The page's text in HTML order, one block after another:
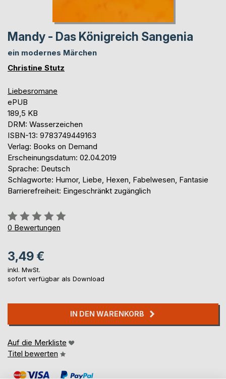
Mandy - Das Königreich Sangenia
ein modernes Märchen
Christine Stutz
Liebesromane
ePUB
189,5 KB
DRM: Wasserzeichen
ISBN-13: 9783749449163
Verlag: Books on Demand
Erscheinungsdatum: 02.04.2019
Sprache: Deutsch
Schlagworte: Humor, Liebe, Hexen, Fabelwesen, Fantasie
Barrierefreiheit: Eingeschränkt zugänglich
Bewertung::
0%
0 Bewertungen
3,49 €
inkl. MwSt.
sofort verfügbar als Download
IN DEN WARENKORB
Auf die Merkliste
Titel bewerten